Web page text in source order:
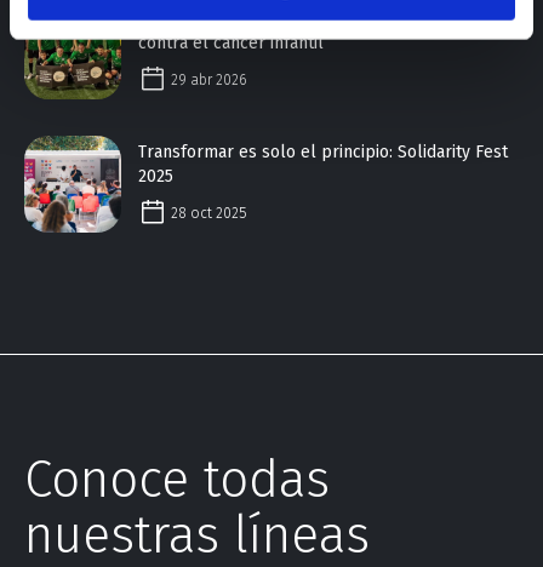
Goles que cambian vidas. EMOD con la lucha
contra el cáncer infantil
29 abr 2026
Transformar es solo el principio: Solidarity Fest
2025
28 oct 2025
Conoce todas
nuestras líneas